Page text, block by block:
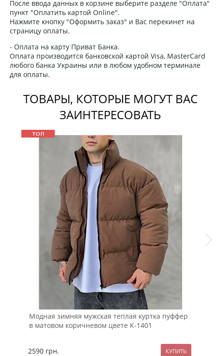
После ввода данных в корзине выберите разделе "Оплата"
пункт "Оплатить картой Online".
Нажмите кнопку "Оформить заказ" и Вас перекинет на
страницу оплаты.
- Оплата на карту Приват Банка.
Оплата производится банковской картой Visa, MasterCard
любого банка Украины или в любом удобном терминале
для оплаты.
ТОВАРЫ, КОТОРЫЕ МОГУТ ВАС
ЗАИНТЕРЕСОВАТЬ
Модная зимняя мужская теплая куртка пуффер
в матовом коричневом цвете К-1401
2590 грн.